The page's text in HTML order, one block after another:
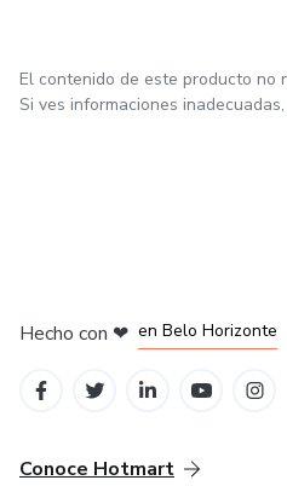
El contenido de este producto no
Si ves informaciones inadecuadas,
Hecho con ❤ en Belo Horizonte
Conoce Hotmart